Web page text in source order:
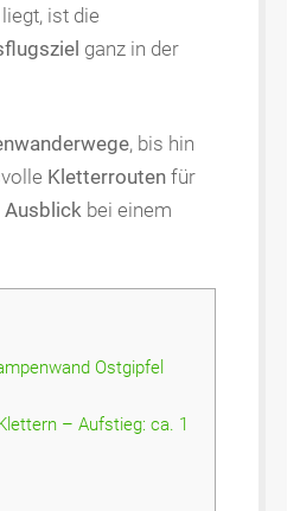
liegt, ist die
ganz in der
, bis hin
Kletterrouten für
Ausblick bei einem
Ostgipfel
– Aufstieg: ca. 1